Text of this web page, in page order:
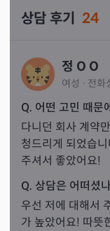
상담 후기 24
정 O O
여성 · 전화
Q. 어떤 고민 때문
다니던 회사 계약
청드리게 되었습
주셔서 좋았어요!
Q. 상담은 어떠셨
우선 저에 대해서
가 높았어요! 따뜻